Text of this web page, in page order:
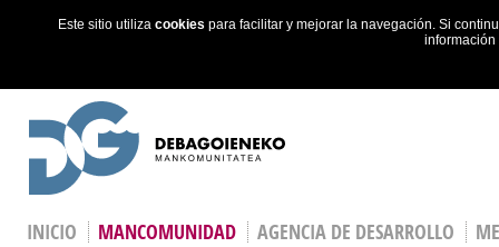
Este sitio utiliza cookies para facilitar y mejorar la navegación. Si
INICIO MANCOMUNIDAD AGENCIA DE DESARROLLO